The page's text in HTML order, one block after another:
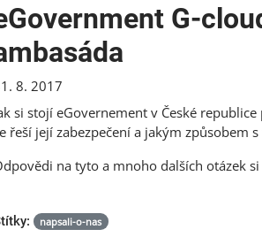
G-
8. 2017
si stojí eGovernement v České
řeší její zabezpečení a jakým způsobem
na tyto a mnoho dalších otázek
napsali-o-nas